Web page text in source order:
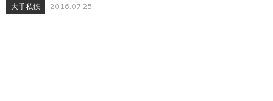
大手私鉄 2016.07.25